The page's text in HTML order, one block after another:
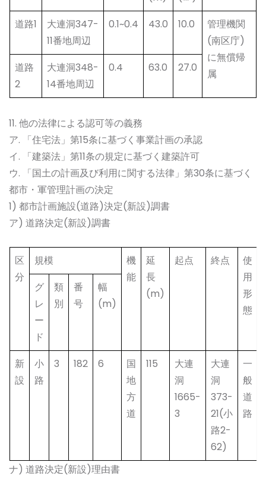
道路1
大連洞347-
11番地周辺
0.1~0.4 43.0 10.0
管理機関
(南区庁)
に無償帰
属
道路
2
大連洞348-
14番地周辺
0.4 63.0 27.0
11. 他の法律による認可等の義務
ア. 「住宅法」第15条に基づく事業計画の承認
イ. 「建築法」第11条の規定に基づく建築許可
ウ. 「国土の計画及び利用に関する法律」第30条に基づく
都市・軍管理計画の決定
1) 都市計画施設(道路)決定(新設)調書
ア) 道路決定(新設)調書
区
分
規模
機
能
延
長
(m)
起点 終点
使
用
形
態
グ
レ
ー
ド
類
別
番
号
幅
(m)
新
設
小
路
3 182 6
国
地
方
道
115
大連
洞
1665-
3
大連
洞
373-
21(小
路2-
62)
一
般
道
路
ナ) 道路決定(新設)理由書